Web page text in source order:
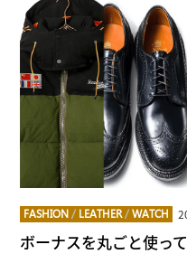
FASHION / LEATHER /WATCH
ボーナスを丸ごと使っ